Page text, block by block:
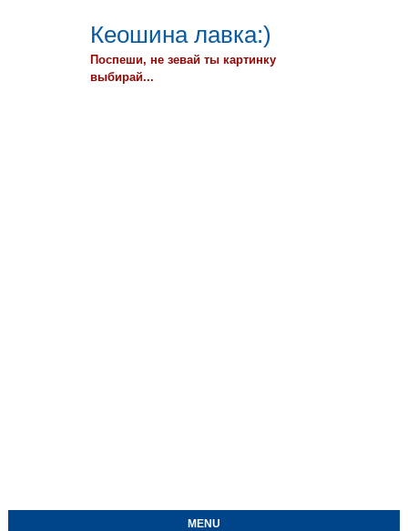
Кеошина лавка:)
Поспеши, не зевай ты картинку
выбирай...
MENU